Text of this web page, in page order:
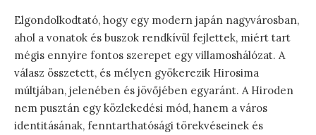
Elgondolkodtató, hogy egy modern japán nagyvárosban,
ahol a vonatok és buszok rendkívül fejlettek, miért tart
mégis ennyire fontos szerepet egy villamoshálózat. A
válasz összetett, és mélyen gyökerezik Hirosima
múltjában, jelenében és jövőjében egyaránt. A Hiroden
nem pusztán egy közlekedési mód, hanem a város
identitásának, fenntarthatósági törekvéseinek és